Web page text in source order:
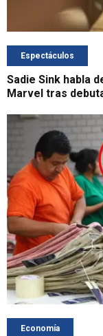
Espectáculos
Sadie Sink habla
Marvel tras
Economía